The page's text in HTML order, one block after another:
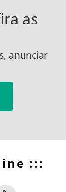
as
anunciar
:::